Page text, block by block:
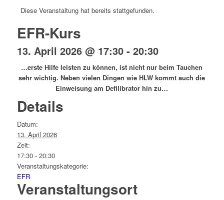
Diese Veranstaltung hat bereits stattgefunden.
EFR-Kurs
13. April 2026 @ 17:30- 20:30
…erste Hilfe leisten zu können, ist nicht nur beim Tauchen
sehr wichtig. Neben vielen Dingen wie HLW kommt auch die
Einweisung am Defilibrator hin zu…
Details
Datum:
13. April 2026
Zeit:
17:30 - 20:30
Veranstaltungskategorie:
EFR
Veranstaltungsort